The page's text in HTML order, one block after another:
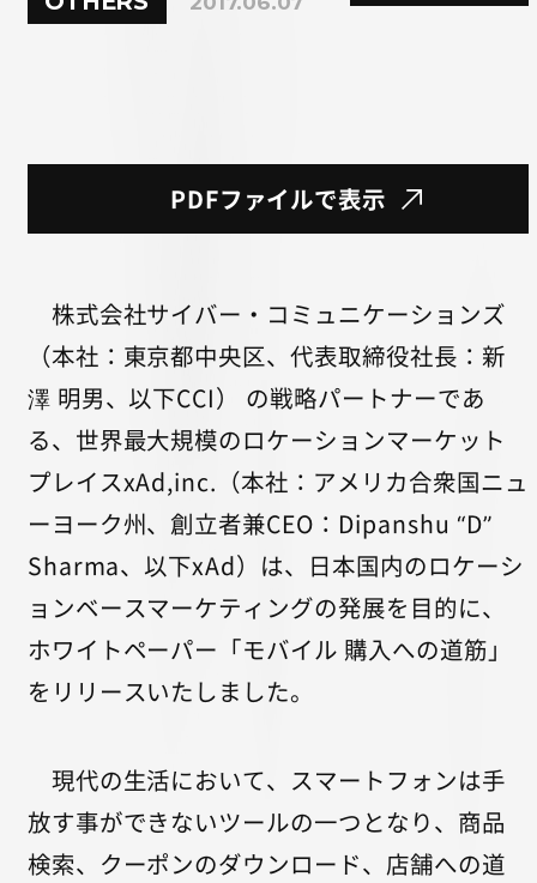
PDFファイルで表示
株式会社サイバー・コミュニケーションズ
（本社：東京都中央区、代表取締役社長：新
澤 明男、以下CCI） の戦略パートナーであ
る、世界最大規模のロケーションマーケット
プレイスxAd,inc.（本社：アメリカ合衆国ニュ
ーヨーク州、創立者兼CEO：Dipanshu “D”
Sharma、以下xAd）は、日本国内のロケーシ
ョンベースマーケティングの発展を目的に、
ホワイトペーパー「モバイル 購入への道筋」
をリリースいたしました。
現代の生活において、スマートフォンは手
放す事ができないツールの一つとなり、商品
検索、クーポンのダウンロード、店舗への道